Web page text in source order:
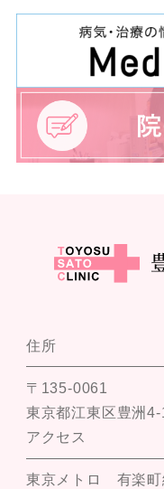
住所
〒135-0061
東京都江東区豊洲
アクセス
東京メトロ 有楽